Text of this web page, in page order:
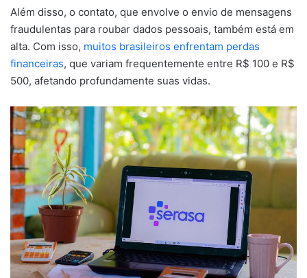
Além disso, o contato, que envolve o envio de mensagens
fraudulentas para roubar dados pessoais, também está em
alta. Com isso, muitos brasileiros enfrentam perdas
financeiras, que variam frequentemente entre R$ 100 e R$
500, afetando profundamente suas vidas.